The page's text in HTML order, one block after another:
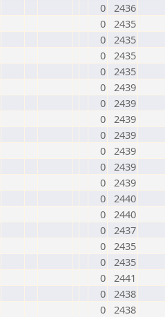
0 2436
0 2435
0 2435
0 2435
0 2435
0 2439
0 2439
0 2439
0 2439
0 2439
0 2439
0 2439
0 2440
0 2440
0 2437
0 2435
0 2435
0 2441
0 2438
0 2438